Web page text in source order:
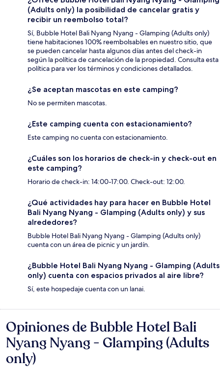
(Adults only) la posibilidad de cancelar gratis y
recibir un reembolso total?
Sí, Bubble Hotel Bali Nyang Nyang - Glamping (Adults only)
tiene habitaciones 100% reembolsables en nuestro sitio, que
se pueden cancelar hasta algunos días antes del check-in
según la política de cancelación de la propiedad. Consulta esta
política para ver los términos y condiciones detallados.
¿Se aceptan mascotas en este camping?
No se permiten mascotas.
¿Este camping cuenta con estacionamiento?
Este camping no cuenta con estacionamiento.
¿Cuáles son los horarios de check-in y check-out en
este camping?
Horario de check-in: 14:00-17:00. Check-out: 12:00.
¿Qué actividades hay para hacer en Bubble Hotel
Bali Nyang Nyang - Glamping (Adults only) y sus
alrededores?
Bubble Hotel Bali Nyang Nyang - Glamping (Adults only)
cuenta con un área de picnic y un jardín.
¿Bubble Hotel Bali Nyang Nyang - Glamping (Adults
only) cuenta con espacios privados al aire libre?
Sí, este hospedaje cuenta con un lanai.
Opiniones
Opiniones de Bubble Hotel Bali
Nyang Nyang - Glamping (Adults
only)